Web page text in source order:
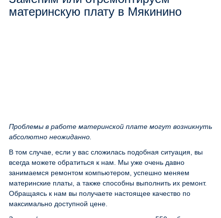
материнскую плату в Мякинино
Проблемы в работе материнской плате могут возникнуть
абсолютно неожиданно.
В том случае, если у вас сложилась подобная ситуация, вы
всегда можете обратиться к нам. Мы уже очень давно
занимаемся ремонтом компьютером, успешно меняем
материнские платы, а также способны выполнить их ремонт.
Обращаясь к нам вы получаете настоящее качество по
максимально доступной цене.